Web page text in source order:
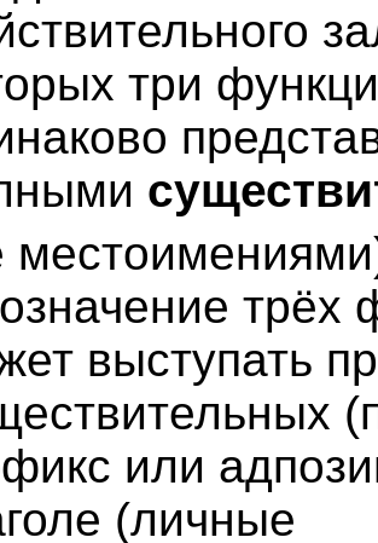
три
трёх
выступать
или
(личные